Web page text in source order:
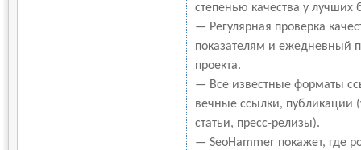
степенью качества у лучших
— Регулярная проверка
показателям и ежедневный
проекта.
— Все известные форматы
вечные ссылки,
статьи, пресс-релизы).
— SeoHammer покажет, где